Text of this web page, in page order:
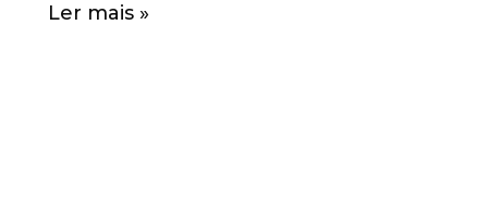
Ler mais »